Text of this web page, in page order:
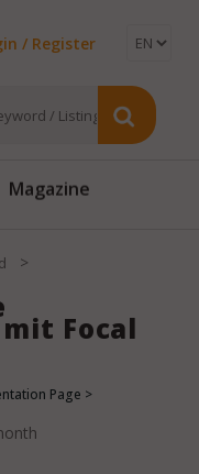
/ Register
Magazine
>
Focal
Page >